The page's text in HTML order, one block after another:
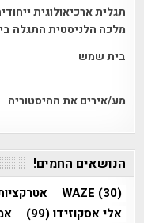
תגלית ארכיאולוגית
מלכה הלניסטית התגלה
בית שמש
מע/אירים את ההיסטוריה
הנושאים החמים!
WAZE (30)
אלי אסקוזידו(99)